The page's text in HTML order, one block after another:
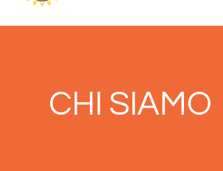
CHI SIAMO